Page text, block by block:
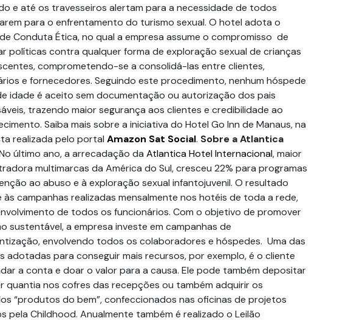
e até os travesseiros alertam para a necessidade de todos
para o enfrentamento do turismo sexual. O hotel adota o
Conduta Ética, no qual a empresa assume o compromisso de
políticas contra qualquer forma de exploração sexual de crianças
comprometendo-se a consolidá-las entre clientes,
e fornecedores. Seguindo este procedimento, nenhum hóspede
idade é aceito sem documentação ou autorização dos pais
trazendo maior segurança aos clientes e credibilidade ao
Saiba mais sobre a iniciativa do Hotel Go Inn de Manaus, na
realizada pelo portal Amazon Sat Social. Sobre a Atlantica
último ano, a arrecadação da Atlantica Hotel Internacional, maior
multimarcas da América do Sul, cresceu 22% para programas
ao abuso e à exploração sexual infantojuvenil. O resultado
às campanhas realizadas mensalmente nos hotéis de toda a rede,
de todos os funcionários. Com o objetivo de promover
sustentável, a empresa investe em campanhas de
envolvendo todos os colaboradores e hóspedes. Uma das
adotadas para conseguir mais recursos, por exemplo, é o cliente
a conta e doar o valor para a causa. Ele pode também depositar
quantia nos cofres das recepções ou também adquirir os
“produtos do bem”, confeccionados nas oficinas de projetos
pela Childhood. Anualmente também é realizado o Leilão